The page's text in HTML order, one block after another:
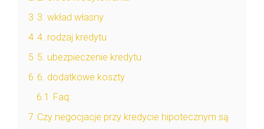
3 3. wkład własny
4 4. rodzaj kredytu
5 5. ubezpieczenie kredytu
6 6. dodatkowe koszty
6.1 Faq:
7 Czy negocjacje przy kredycie hipotecznym są